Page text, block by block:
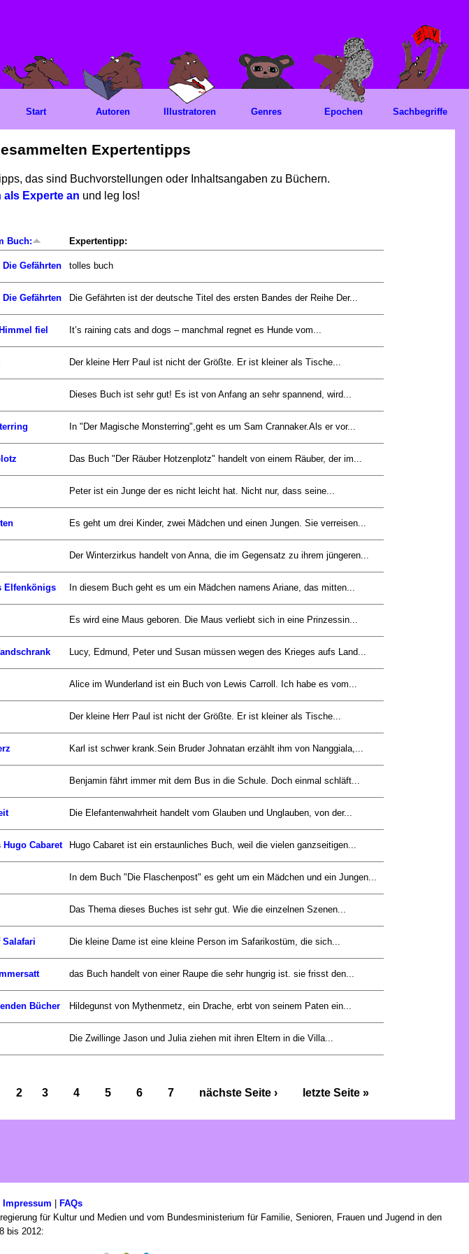
Expertentipps
das sind Buchvorstellungen oder Inhaltsangaben zu Büchern.
als Experte an und leg los!
Buch: Expertentipp:
Gefährten tolles buch
Gefährten Die Gefährten ist der deutsche Titel des ersten Bandes der Reihe Der...
fiel It’s raining cats and dogs – manchmal regnet es Hunde vom...
Der kleine Herr Paul ist nicht der Größte. Er ist kleiner als Tische...
Dieses Buch ist sehr gut! Es ist von Anfang an sehr spannend, wird...
In "Der Magische Monsterring",geht es um Sam Crannaker.Als er vor...
Das Buch "Der Räuber Hotzenplotz" handelt von einem Räuber, der im...
Peter ist ein Junge der es nicht leicht hat. Nicht nur, dass seine...
Es geht um drei Kinder, zwei Mädchen und einen Jungen. Sie verreisen...
Der Winterzirkus handelt von Anna, die im Gegensatz zu ihrem jüngeren...
Elfenkönigs In diesem Buch geht es um ein Mädchen namens Ariane, das mitten...
Es wird eine Maus geboren. Die Maus verliebt sich in eine Prinzessin...
Lucy, Edmund, Peter und Susan müssen wegen des Krieges aufs Land...
Alice im Wunderland ist ein Buch von Lewis Carroll. Ich habe es vom...
Der kleine Herr Paul ist nicht der Größte. Er ist kleiner als Tische...
Karl ist schwer krank.Sein Bruder Johnatan erzählt ihm von Nanggiala,...
Benjamin fährt immer mit dem Bus in die Schule. Doch einmal schläft...
Die Elefantenwahrheit handelt vom Glauben und Unglauben, von der...
Cabaret Hugo Cabaret ist ein erstaunliches Buch, weil die vielen ganzseitigen...
In dem Buch "Die Flaschenpost" es geht um ein Mädchen und ein Jungen...
Das Thema dieses Buches ist sehr gut. Wie die einzelnen Szenen...
Salafari Die kleine Dame ist eine kleine Person im Safarikostüm, die sich...
das Buch handelt von einer Raupe die sehr hungrig ist. sie frisst den...
Bücher Hildegunst von Mythenmetz, ein Drache, erbt von seinem Paten ein...
Die Zwillinge Jason und Julia ziehen mit ihren Eltern in die Villa...
2 3 4 5 6 7 nächste Seite › letzte Seite »
Start Autoren Illustratoren Genres Epochen Sachbegriffe
Impressum | FAQs
für Kultur und Medien und vom Bundesministerium für Familie, Senioren, Frauen und Jugend in den
bis 2012: